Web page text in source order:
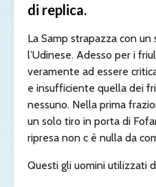
di replica.
La Samp strapazza con un
l’Udinese. Adesso per i
veramente ad essere
e insufficiente quella dei
nessuno. Nella prima
un solo tiro in porta di
ripresa non c è nulla da
Questi gli uomini utilizzati